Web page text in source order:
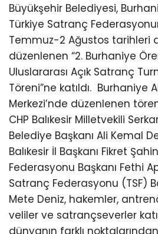
Büyükşehir Belediyesi,
Türkiye Satranç
Temmuz-2 Ağustos tarihleri
düzenlenen “2. Burhaniye
Uluslararası Açık Satranç
Töreni”ne katıldı. Burhaniye
Merkezi’nde düzenlenen
CHP Balıkesir Milletvekili
Belediye Başkanı Ali Kemal
Balıkesir İl Başkanı Fikret
Federasyonu Başkanı Fethi
Satranç Federasyonu (TSF)
Mete Deniz, hakemler,
veliler ve satrançseverler
dünyanın farklı